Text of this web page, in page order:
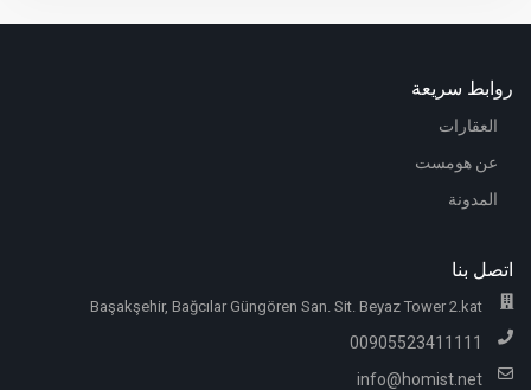
روابط سريعة
العقارات
عن هومست
المدونة
اتصل بنا
Başakşehir, Bağcılar Güngören San. Sit. Beyaz Tower 2.kat
00905523411111
info@homist.net